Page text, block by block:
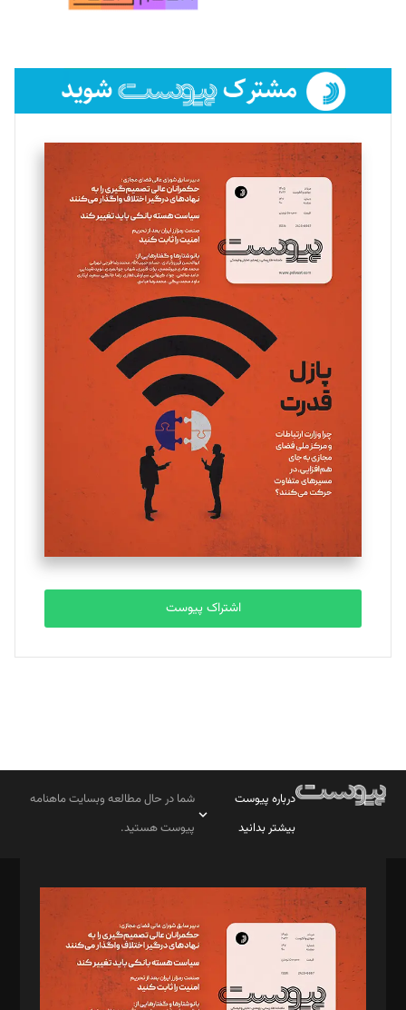
اشتراک پیوست
درباره پیوست
بیشتر بدانید
شما در حال مطالعه وبسایت ماهنامه
پیوست هستید.
مدیر مسئول: محمدباقر اثنی‌عشری
سردبیر: مهرک محمودی
دبیر تحریریه: میثم قاسمی
د‌بیر ناداستان: سمانه سمیع
د‌بیر خدمت و تجارت: ابوالفضل رجبی